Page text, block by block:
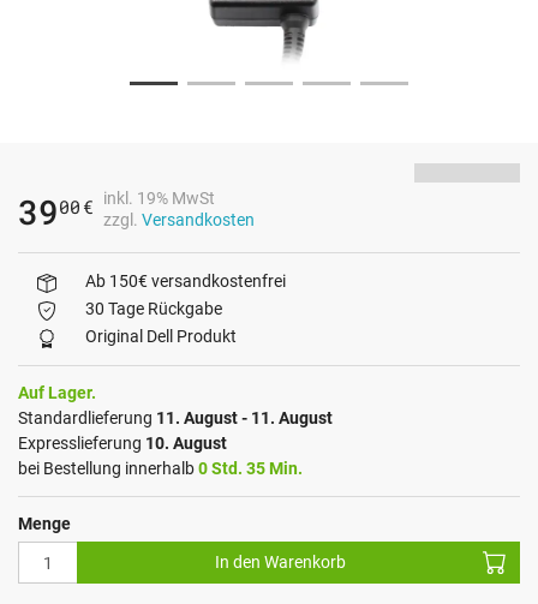
3900 €
inkl. 19% MwSt
zzgl. Versandkosten
Ab 150€ versandkostenfrei
30 Tage Rückgabe
Original Dell Produkt
Auf Lager.
Standardlieferung 11. August - 11. August
Expresslieferung 10. August
bei Bestellung innerhalb0 Std. 35 Min.
Menge
In den Warenkorb